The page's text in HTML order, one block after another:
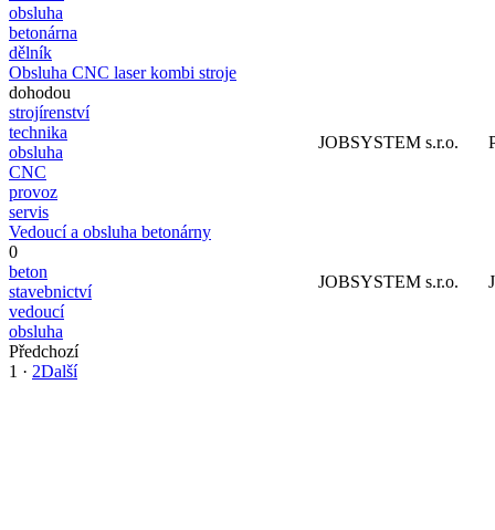
obsluha
betonárna
dělník
Obsluha CNC laser kombi stroje
dohodou
strojírenství
technika
obsluha
CNC
provoz
servis
JOBSYSTEM s.r.o.
Vedoucí a obsluha betonárny
0
beton
stavebnictví
vedoucí
obsluha
JOBSYSTEM s.r.o.
Předchozí
1 · 2Další